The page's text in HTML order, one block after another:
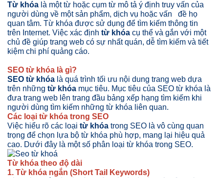
Từ khóa là một từ hoặc cụm từ mô tả ý định truy vấn của
người dùng về một sản phẩm, dịch vụ hoặc vấn đề họ
quan tâm. Từ khóa được sử dụng để tìm kiếm thông tin
trên Internet. Việc xác định từ khóa cụ thể và gắn với một
chủ đề giúp trang web có sự nhất quán, dễ tìm kiếm và tiết
kiệm chi phí quảng cáo.
SEO từ khóa là gì?
SEO từ khóa là quá trình tối ưu nội dung trang web dựa
trên những từ khóa mục tiêu. Mục tiêu của SEO từ khóa là
đưa trang web lên trang đầu bảng xếp hạng tìm kiếm khi
người dùng tìm kiếm những từ khóa liên quan.
Các loại từ khóa trong SEO
Việc hiểu rõ các loại từ khóa trong SEO là vô cùng quan
trọng để chọn lựa bộ từ khóa phù hợp, mang lại hiệu quả
cao. Dưới đây là một số phân loại từ khóa trong SEO.
Từ khóa theo độ dài
1. Từ khóa ngắn (Short Tail Keywords)